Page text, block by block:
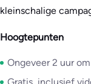
kleinschalige
Hoogtepunten
Ongeveer 2 uur
Gratis, inclusief